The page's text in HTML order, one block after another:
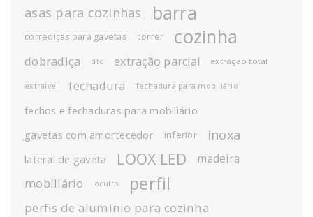
asas para cozinhas barra
corrediças para gavetas correr cozinha
dobradiça dtc extração parcial extração total
extraível fechadura fechadura para mobiliário
fechos e fechaduras para mobiliário
gavetas com amortecedor
inferior inoxa
lateral de gaveta LOOX LED madeira
mobiliário oculto perfil
perfis de aluminio para cozinha